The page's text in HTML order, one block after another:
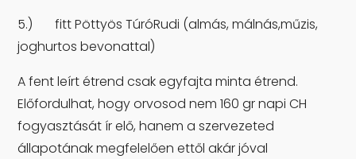
5.) fitt Pöttyös TúróRudi (almás, málnás,műzis,
joghurtos bevonattal)
A fent leírt étrend csak egyfajta minta étrend.
Előfordulhat, hogy orvosod nem 160 gr napi CH
fogyasztását ír elő, hanem a szervezeted
állapotának megfelelően ettől akár jóval